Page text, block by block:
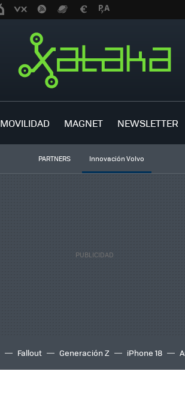
MOVILIDAD MAGNET NEWSLETTER
PARTNERS Innovación Volvo
Fallout Generación Z iPhone 18